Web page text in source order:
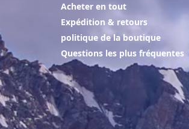
Acheter en tout
Expédition & retours
politique de la boutique
Questions les plus fréquentes